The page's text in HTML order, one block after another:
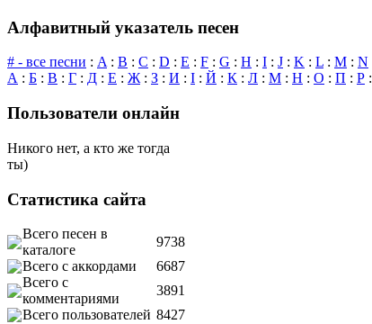
Алфавитный указатель песен
# - все песни : A: B : C : D : E : F : G : H : I : J : K : L : M : N
А : Б : В : Г : Д : Е : Ж: З : И : І : Й : К : Л : М : Н : О : П : Р :
Пользователи онлайн
Никого нет, а кто же тогда
ты)
Статистика сайта
Всего песен в
каталоге
9738
Всего с аккордами
6687
Всего с
комментариями
3891
Всего пользователей 8427